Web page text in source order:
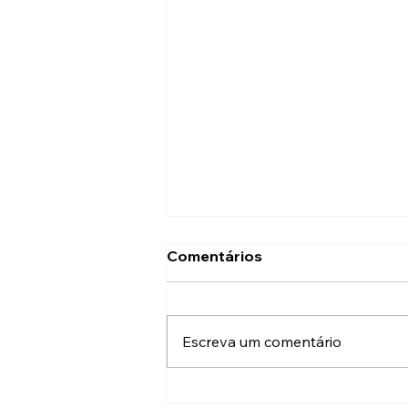
Comentários
Escreva um comentário